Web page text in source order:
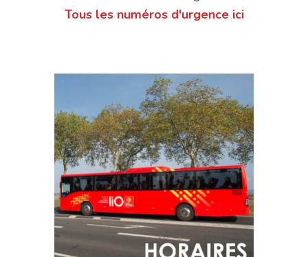
Tous les numéros d'urgence ici